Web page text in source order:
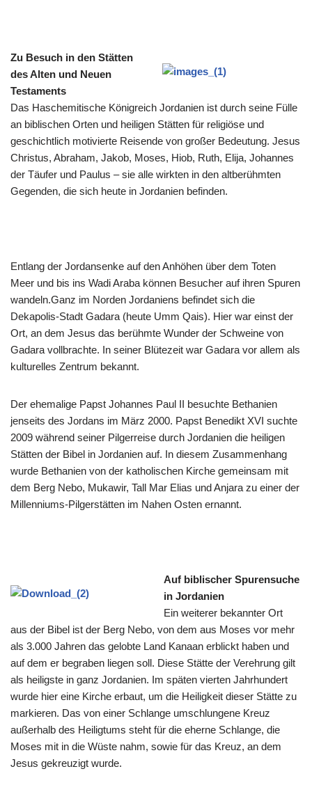
Zu Besuch in den Stätten
des Alten und Neuen
Testaments
Das Haschemitische Königreich Jordanien ist durch seine Fülle
an biblischen Orten und heiligen Stätten für religiöse und
geschichtlich motivierte Reisende von großer Bedeutung. Jesus
Christus, Abraham, Jakob, Moses, Hiob, Ruth, Elija, Johannes
der Täufer und Paulus – sie alle wirkten in den altberühmten
Gegenden, die sich heute in Jordanien befinden.
Entlang der Jordansenke auf den Anhöhen über dem Toten
Meer und bis ins Wadi Araba können Besucher auf ihren Spuren
wandeln.Ganz im Norden Jordaniens befindet sich die
Dekapolis-Stadt Gadara (heute Umm Qais). Hier war einst der
Ort, an dem Jesus das berühmte Wunder der Schweine von
Gadara vollbrachte. In seiner Blütezeit war Gadara vor allem als
kulturelles Zentrum bekannt.
Der ehemalige Papst Johannes Paul II besuchte Bethanien
jenseits des Jordans im März 2000. Papst Benedikt XVI suchte
2009 während seiner Pilgerreise durch Jordanien die heiligen
Stätten der Bibel in Jordanien auf. In diesem Zusammenhang
wurde Bethanien von der katholischen Kirche gemeinsam mit
dem Berg Nebo, Mukawir, Tall Mar Elias und Anjara zu einer der
Millenniums-Pilgerstätten im Nahen Osten ernannt.
Auf biblischer Spurensuche
in Jordanien
Ein weiterer bekannter Ort
aus der Bibel ist der Berg Nebo, von dem aus Moses vor mehr
als 3.000 Jahren das gelobte Land Kanaan erblickt haben und
auf dem er begraben liegen soll. Diese Stätte der Verehrung gilt
als heiligste in ganz Jordanien. Im späten vierten Jahrhundert
wurde hier eine Kirche erbaut, um die Heiligkeit dieser Stätte zu
markieren. Das von einer Schlange umschlungene Kreuz
außerhalb des Heiligtums steht für die eherne Schlange, die
Moses mit in die Wüste nahm, sowie für das Kreuz, an dem
Jesus gekreuzigt wurde.